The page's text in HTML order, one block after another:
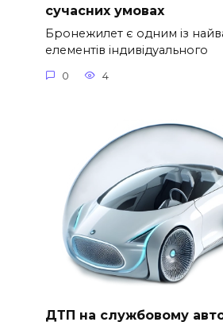
сучасних умовах
Бронежилет є одним із
елементів індивідуального
0 4
ДТП на службовому